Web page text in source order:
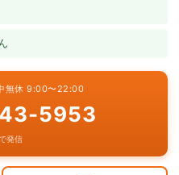
無休 9:00〜22:00
5953
発信